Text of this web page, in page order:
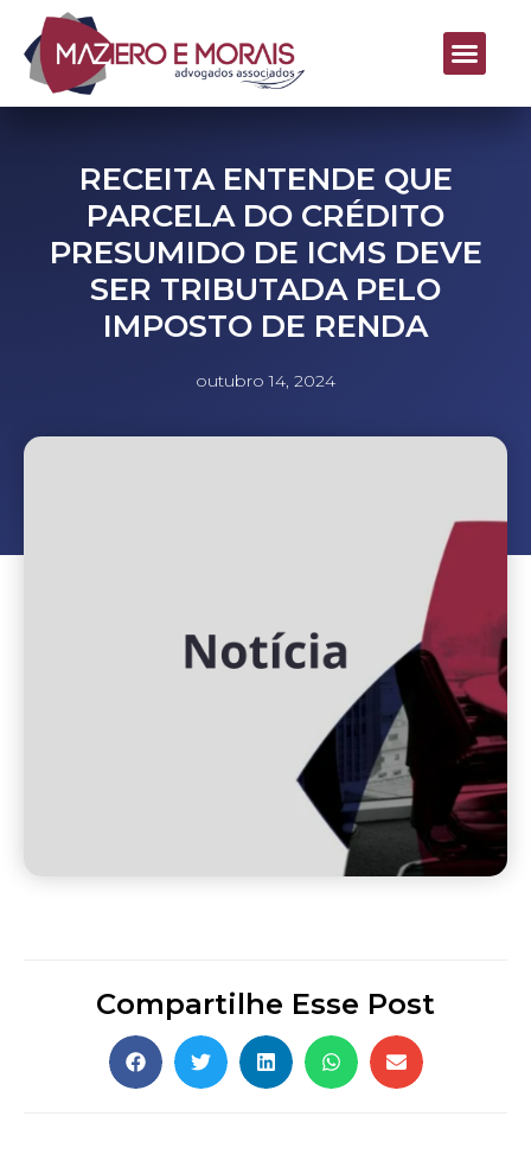
RECEITA ENTENDE QUE
PARCELA DO CRÉDITO
PRESUMIDO DE ICMS DEVE
SER TRIBUTADA PELO
IMPOSTO DE RENDA
outubro 14, 2024
Compartilhe Esse Post